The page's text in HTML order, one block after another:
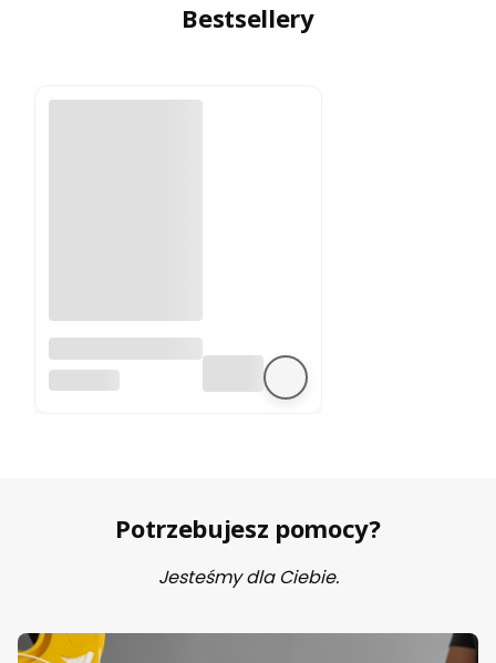
Bestsellery
A4988 sterownik
silnika krokowego
Potrzebujesz pomocy?
Jesteśmy dla Ciebie.